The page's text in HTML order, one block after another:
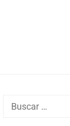
Buscar: